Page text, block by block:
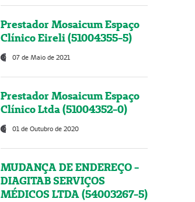
Prestador Mosaicum Espaço
Clínico Eireli (51004355-5)
07 de Maio de 2021
Prestador Mosaicum Espaço
Clínico Ltda (51004352-0)
01 de Outubro de 2020
MUDANÇA DE ENDEREÇO -
DIAGITAB SERVIÇOS
MÉDICOS LTDA (54003267-5)